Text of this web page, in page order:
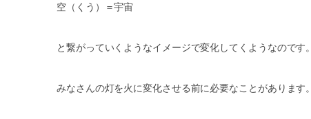
空（くう）＝宇宙
と繋がっていくようなイメージで変化してくようなのです。
みなさんの灯を火に変化させる前に必要なことがあります。